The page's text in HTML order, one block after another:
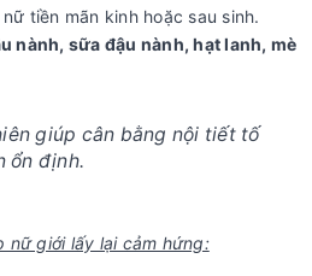
tiền mãn kinh hoặc sau sinh.
nành, sữa đậu nành, hạt lanh, mè
giúp cân bằng nội tiết tố
ổn định.
nữ giới lấy lại cảm hứng: